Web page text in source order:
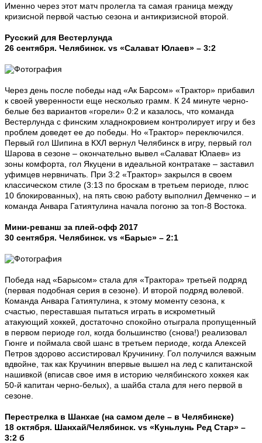
Именно через этот матч пролегла та самая граница между
кризисной первой частью сезона и антикризисной второй.
Русский для Вестерлунда
26 сентября. Челябинск. vs «Салават Юлаев» – 3:2
Через день после победы над «Ак Барсом» «Трактор» прибавил
к своей уверенности еще несколько грамм. К 24 минуте черно-
белые без вариантов «горели» 0:2 и казалось, что команда
Вестерлунда с финским хладнокровием контролирует игру и без
проблем доведет ее до победы. Но «Трактор» переключился.
Первый гол Шипина в КХЛ вернул Челябинск в игру, первый гол
Шарова в сезоне – окончательно вывел «Салават Юлаев» из
зоны комфорта, гол Якуцени в идеальной контратаке – заставил
уфимцев нервничать. При 3:2 «Трактор» закрылся в своем
классическом стиле (3:13 по броскам в третьем периоде, плюс
10 блокированных), на пять свою работу выполнил Демченко – и
команда Анвара Гатиятулина начала погоню за топ-8 Востока.
Мини-реванш за плей-офф 2017
30 сентября. Челябинск. vs «Барыс» – 2:1
Победа над «Барысом» стала для «Трактора» третьей подряд
(первая подобная серия в сезоне). И второй подряд волевой.
Команда Анвара Гатиятулина, к этому моменту сезона, к
счастью, переставшая пытаться играть в искрометный
атакующий хоккей, достаточно спокойно отыграла пропущенный
в первом периоде гол, когда большинство (снова!) реализовал
Гюнге и поймала свой шанс в третьем периоде, когда Алексей
Петров здорово ассистировал Кручинину. Гол получился важным
вдвойне, так как Кручинин впервые вышел на лед с капитанской
нашивкой (вписав свое имя в историю челябинского хоккея как
50-й капитан черно-белых), а шайба стала для него первой в
сезоне.
Перестрелка в Шанхае (на самом деле – в Челябинске)
18 октября. Шанхай/Челябинск. vs «Куньлунь Ред Стар» –
3:2 б